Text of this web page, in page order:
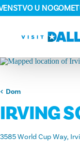
Preskoči na
U
Dom
IRVING
3585 World Cup Way